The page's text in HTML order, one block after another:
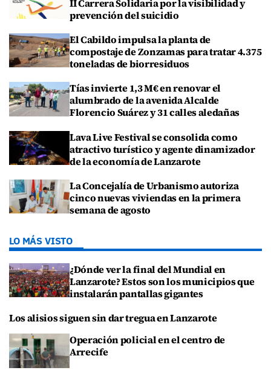
II Carrera Solidaria por la visibilidad y
prevención del suicidio
El Cabildo impulsa la planta de
compostaje de Zonzamas para tratar 4.375
toneladas de biorresiduos
Tías invierte 1,3 M€ en renovar el
alumbrado de la avenida Alcalde
Florencio Suárez y 31 calles aledañas
Lava Live Festival se consolida como
atractivo turístico y agente dinamizador
de la economía de Lanzarote
La Concejalía de Urbanismo autoriza
cinco nuevas viviendas en la primera
semana de agosto
LO MÁS VISTO
¿Dónde ver la final del Mundial en
Lanzarote? Estos son los municipios que
instalarán pantallas gigantes
Los alisios siguen sin dar tregua en Lanzarote
Operación policial en el centro de
Arrecife